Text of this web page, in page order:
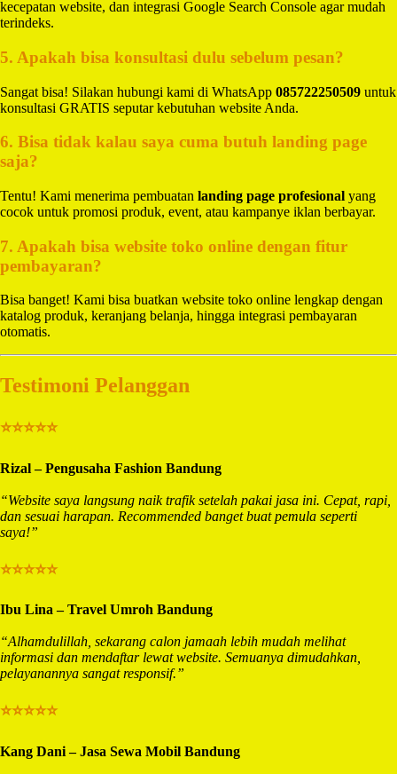
kecepatan website, dan integrasi Google Search Console agar mudah
terindeks.
5. Apakah bisa konsultasi dulu sebelum pesan?
Sangat bisa! Silakan hubungi kami di WhatsApp 085722250509 untuk
konsultasi GRATIS seputar kebutuhan website Anda.
6. Bisa tidak kalau saya cuma butuh landing page
saja?
Tentu! Kami menerima pembuatan landing page profesional yang
cocok untuk promosi produk, event, atau kampanye iklan berbayar.
7. Apakah bisa website toko online dengan fitur
pembayaran?
Bisa banget! Kami bisa buatkan website toko online lengkap dengan
katalog produk, keranjang belanja, hingga integrasi pembayaran
otomatis.
Testimoni Pelanggan
⭐⭐⭐⭐⭐
Rizal – Pengusaha Fashion Bandung
“Website saya langsung naik trafik setelah pakai jasa ini. Cepat, rapi,
dan sesuai harapan. Recommended banget buat pemula seperti
saya!”
⭐⭐⭐⭐⭐
Ibu Lina – Travel Umroh Bandung
“Alhamdulillah, sekarang calon jamaah lebih mudah melihat
informasi dan mendaftar lewat website. Semuanya dimudahkan,
pelayanannya sangat responsif.”
⭐⭐⭐⭐⭐
Kang Dani – Jasa Sewa Mobil Bandung